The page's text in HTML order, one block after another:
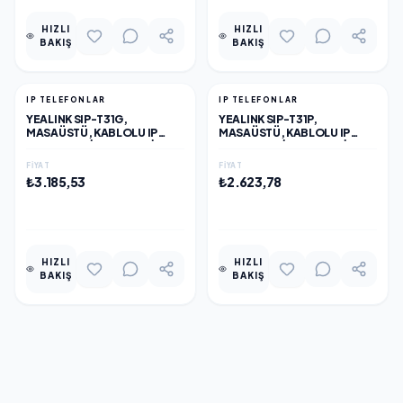
HIZLI
BAKIŞ
HIZLI
BAKIŞ
IP TELEFONLAR
YEALINK SIP-T31G,
MASAÜSTÜ, KABLOLU IP
BEYAZ EKRAN, 2XGIGABIT
DESTEKLI
FIYAT
₺3.185,53
HIZLI
BAKIŞ
IP TELEFONLAR
YEALINK SIP-T31P,
MASAÜSTÜ, KABLOLU IP
BEYAZ EKRAN, 2XMEGABIT
DESTEKLI
FIYAT
₺2.623,78
HIZLI
BAKIŞ